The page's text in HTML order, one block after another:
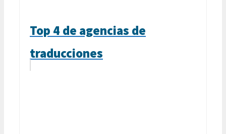
Top 4 de agencias de
traducciones